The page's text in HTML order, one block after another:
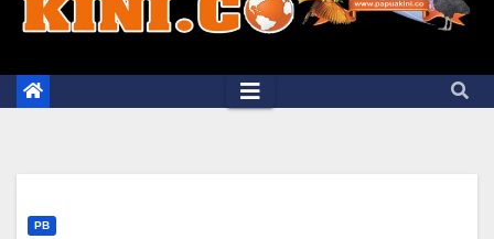
PB